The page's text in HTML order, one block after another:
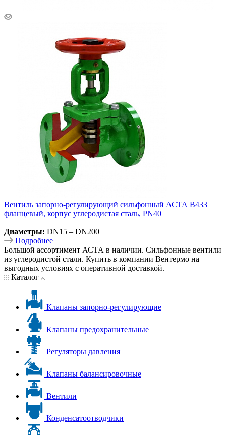
Вентиль запорно-регулирующий сильфонный АСТА В433
фланцевый, корпус углеродистая сталь, PN40
Диаметры: DN15 – DN200
Подробнее
Большой ассортимент АСТА в наличии. Сильфонные вентили
из углеродистой стали. Купить в компании Вентермо на
выгодных условиях с оперативной доставкой.
Каталог
Клапаны запорно-регулирующие
Клапаны предохранительные
Регуляторы давления
Клапаны балансировочные
Вентили
Конденсатоотводчики